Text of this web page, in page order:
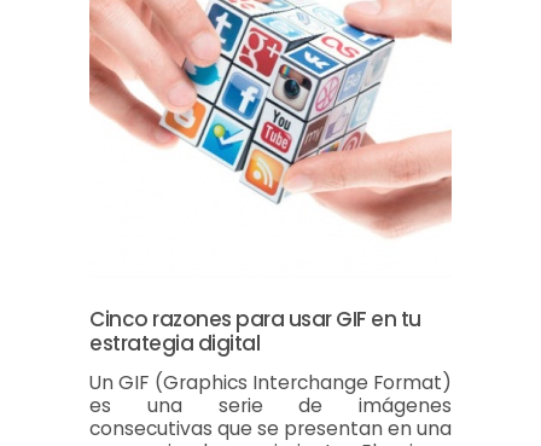
Cinco razones para usar GIF en tu
estrategia digital
Un GIF (Graphics Interchange Format)
es una serie de imágenes
consecutivas que se presentan en una